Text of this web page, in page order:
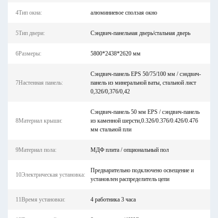
4Тип окна: алюминиевое сползая окно
5Тип двери: Сэндвич-панельная дверь/стальная дверь
6Размеры: 5800*2438*2620 мм
7Настенная панель:
Сэндвич-панель EPS 50/75/100 мм / сэндвич-
панель из минеральной ваты, стальной лист
0,326/0,376/0,42
8Материал крыши:
Сэндвич-панель 50 мм EPS / сэндвич-панель
из каменной шерсти,0.326/0.376/0.426/0.476
мм стальной пли
9Материал пола: МДФ плита / опциональный пол
10Электрическая установка:
Предварительно подключено освещение и
установлен распределитель цепи
11Время установки: 4 работника 3 часа